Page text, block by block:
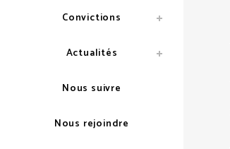
Convictions
Actualités
Nous suivre
Nous rejoindre